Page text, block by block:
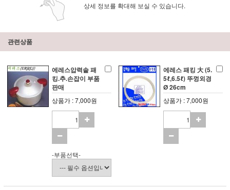
상세 정보를 확대해 보실 수 있습니다.
관련상품
에레스압력솥 패
킹.추.손잡이 부품
판매
상품가 : 7,000원
-부품선택-
에레스 패킹 大 (5.
5ℓ,6.5ℓ) 뚜껑외경
Ø 26cm
상품가 : 7,000원